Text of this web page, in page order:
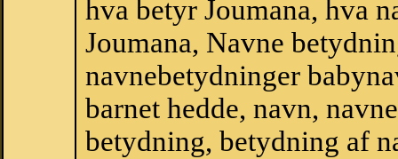
hva betyr Joumana, hva
Joumana, Navne
navnebetydninger
barnet hedde, navn,
betydning, betydning af